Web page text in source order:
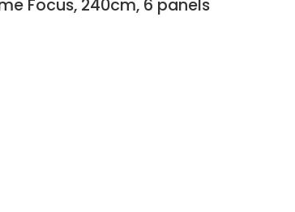
Focus, 240cm, 6 panels